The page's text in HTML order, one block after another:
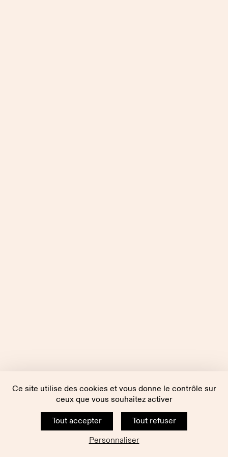
Ce site utilise des cookies et vous donne le contrôle sur
ceux que vous souhaitez activer
Tout accepter
Tout refuser
Personnaliser